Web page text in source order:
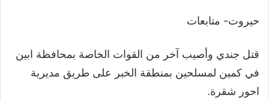
حيروت- متابعات
قتل جندي وأصيب آخر من القوات الخاصة بمحافظة ابين
في كمين لمسلحين بمنطقة الخبر على طريق مديرية
احور شقرة.